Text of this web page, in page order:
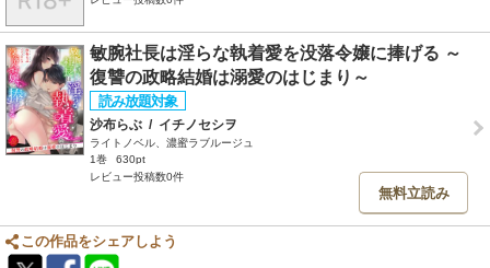
敏腕社長は淫らな執着愛を没落令嬢に捧げる ～
復讐の政略結婚は溺愛のはじまり～
沙布らぶ / イチノセシヲ
ライトノベル、濃蜜ラブルージュ
1巻
630pt
レビュー投稿数0件
無料立読み
この作品をシェアしよう